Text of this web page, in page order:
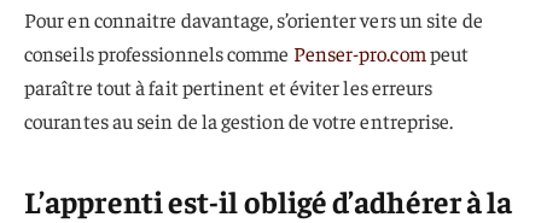
Pour en connaitre davantage, s’orienter vers un site de
conseils professionnels comme Penser-pro.compeut
paraître tout à fait pertinent et éviter les erreurs
courantes au sein de la gestion de votre entreprise.
L’apprenti est-il obligé d’adhérer à la